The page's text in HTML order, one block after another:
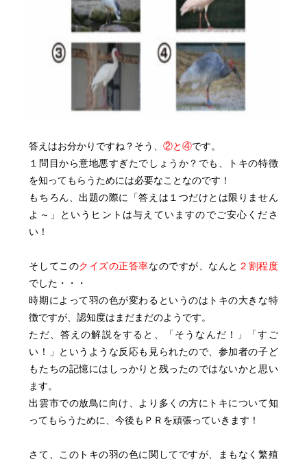
答えはお分かりですね？そう、②と④です。
１問目から意地悪すぎたでしょうか？でも、トキの特徴
を知ってもらうためには必要なことなのです！
もちろん、出題の際に「答えは１つだけとは限りません
よ～」というヒントは与えていますのでご安心くださ
い！
そしてこのクイズの正答率なのですが、なんと ２割程度
でした・・・
時期によって羽の色が変わるというのはトキの大きな特
徴ですが、認知度はまだまだのようです。
ただ、答えの解説をすると、「そうなんだ！」「すご
い！」というような反応も見られたので、参加者の子ど
もたちの記憶にはしっかりと残ったのではないかと思い
ます。
出雲市での放鳥に向け、より多くの方にトキについて知
ってもらうために、今後もＰＲを頑張っていきます！
さて、このトキの羽の色に関してですが、まもなく繁殖